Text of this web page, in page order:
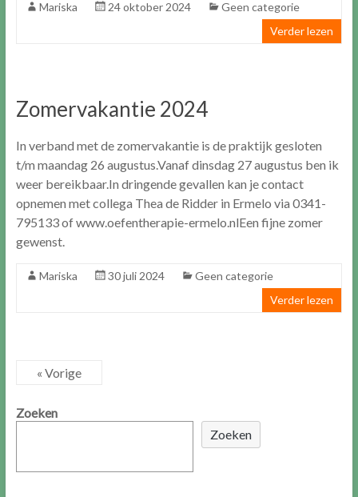
Mariska 24 oktober 2024
Geen categorie
Verder lezen
Zomervakantie 2024
In verband met de zomervakantie is de praktijk gesloten
t/m maandag 26 augustus.Vanaf dinsdag 27 augustus ben ik
weer bereikbaar.In dringende gevallen kan je contact
opnemen met collega Thea de Ridder in Ermelo via 0341-
795133 of www.oefentherapie-ermelo.nlEen fijne zomer
gewenst.
Mariska 30 juli 2024
Geen categorie
Verder lezen
« Vorige
Zoeken
Zoeken